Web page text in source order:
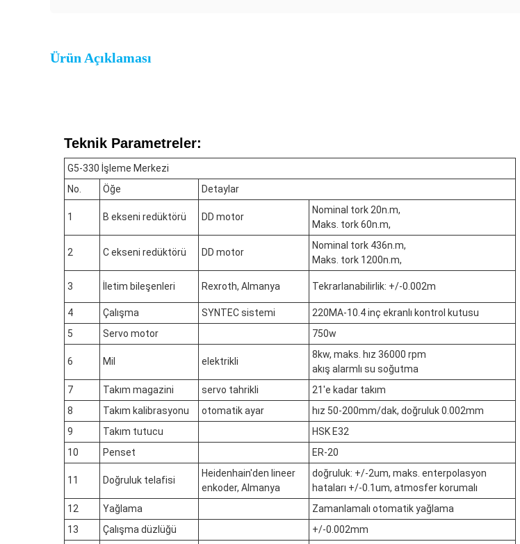
Ürün Açıklaması
Teknik Parametreler:
G5-330 İşleme Merkezi
No.
Öğe Detaylar
1 B ekseni redüktörü DD motor
Nominal tork 20n.m,
Maks. tork 60n.m,
2 C ekseni redüktörü DD motor
Nominal tork 436n.m,
Maks. tork 1200n.m,
3 İletim bileşenleri Rexroth, Almanya Tekrarlanabilirlik: +/-0.002m
4 Çalışma SYNTEC sistemi
220MA-10.4 inç ekranlı kontrol kutusu
5
Servo motor 750w
6 Mil elektrikli
8kw, maks. hız 36000 rpm
akış alarmlı su soğutma
7
Takım magazini servo tahrikli
21'e kadar takım
8
Takım kalibrasyonu otomatik ayar
hız 50-200mm/dak, doğruluk 0.002mm
9
Takım tutucu
HSK E32
10
Penset ER-20
11 Doğruluk telafisi
Heidenhain'den lineer
enkoder, Almanya
doğruluk: +/-2um, maks. enterpolasyon
hataları +/-0.1um, atmosfer korumalı
12
Yağlama
Zamanlamalı otomatik yağlama
13
Çalışma düzlüğü
+/-0.002mm